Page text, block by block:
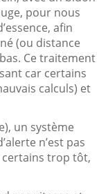
pour nous
afin
(ou distance
Ce traitement
car certains
calculs) et
un système
n’est pas
trop tôt,